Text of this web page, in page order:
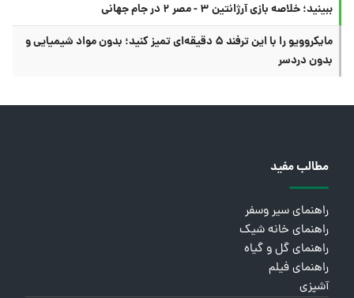
ببینید؛ خلاصه بازی آرژانتین ۳ - مصر ۲ در جام جهانی
مایکروویو را با این ترفند ۵ دقیقه‌ای تمیز کنید؛ بدون مواد شیمیایی و
بدون دردسر
مطالب مفید
راهنمای سیر وسفر
راهنمای خانه شیک
راهنمای گل و گیاه
راهنمای فیلم
آشپزی